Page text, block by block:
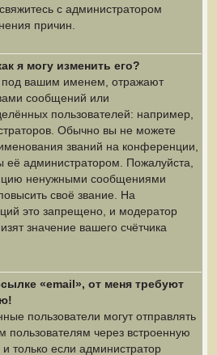
с администратором
причин.
я могу изменить его?
вашим именем, отражают
сообщений или
пользователей: например,
Обычно вы не можете
званий на конференции,
её администратором. Пожалуйста,
ненужными сообщениями
своё звание. На
это запрещено, и модератор
значение вашего счётчика
«email», от меня требуют
пользователи могут отправлять
пользователям через встроенную
только если администратор